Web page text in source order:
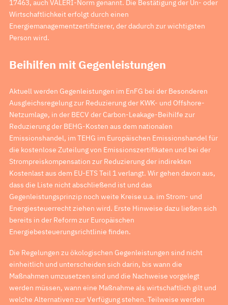
17463, auch VALERI-Norm genannt. Die Bestätigung der Un- oder
Wirtschaftlichkeit erfolgt durch einen
Energiemanagementzertifizierer, der dadurch zur wichtigsten
Person wird.
Beihilfen mit Gegenleistungen
Aktuell werden Gegenleistungen im EnFG bei der Besonderen
Ausgleichsregelung zur Reduzierung der KWK- und Offshore-
Netzumlage, in der BECV der Carbon-Leakage-Beihilfe zur
Reduzierung der BEHG-Kosten aus dem nationalen
Emissionshandel, im TEHG im Europäischen Emissionshandel für
die kostenlose Zuteilung von Emissionszertifikaten und bei der
Strompreiskompensation zur Reduzierung der indirekten
Kostenlast aus dem EU-ETS Teil 1 verlangt. Wir gehen davon aus,
dass die Liste nicht abschließend ist und das
Gegenleistungsprinzip noch weite Kreise u.a. im Strom- und
Energiesteuerrecht ziehen wird. Erste Hinweise dazu ließen sich
bereits in der Reform zur Europäischen
Energiebesteuerungsrichtlinie finden.
Die Regelungen zu ökologischen Gegenleistungen sind nicht
einheitlich und unterscheiden sich darin, bis wann die
Maßnahmen umzusetzen sind und die Nachweise vorgelegt
werden müssen, wann eine Maßnahme als wirtschaftlich gilt und
welche Alternativen zur Verfügung stehen. Teilweise werden